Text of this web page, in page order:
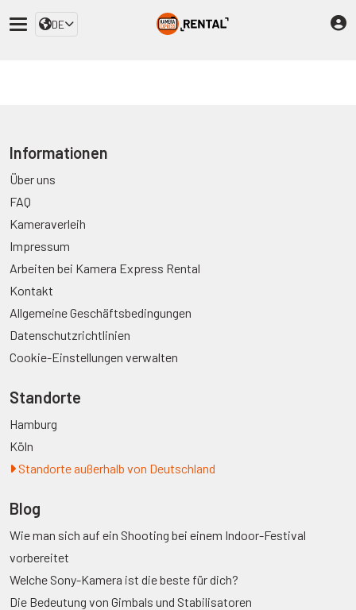
DE
Informationen
Über uns
FAQ
Kameraverleih
Impressum
Arbeiten bei Kamera Express Rental
Kontakt
Allgemeine Geschäftsbedingungen
Datenschutzrichtlinien
Cookie-Einstellungen verwalten
Standorte
Hamburg
Köln
Standorte außerhalb von Deutschland
Blog
Wie man sich auf ein Shooting bei einem Indoor-Festival
vorbereitet
Welche Sony-Kamera ist die beste für dich?
Die Bedeutung von Gimbals und Stabilisatoren